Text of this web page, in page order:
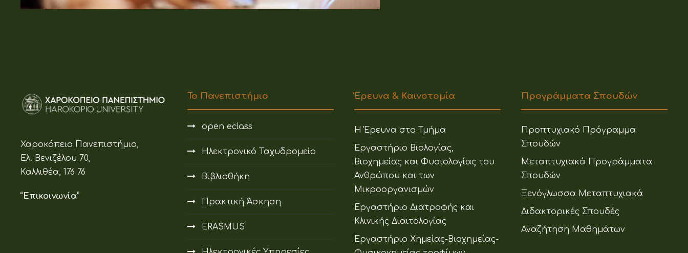
Χαροκόπειο Πανεπιστήμιο,
Ελ. Βενιζέλου 70,
Καλλιθέα, 176 76
“Επικοινωνία”
Το Πανεπιστήμιο
open eclass
Ηλεκτρονικό Ταχυδρομείο
Βιβλιοθήκη
Πρακτική Άσκηση
ERASMUS
Έρευνα & Καινοτομία
Η Έρευνα στο Τμήμα
Εργαστήριο Βιολογίας,
Βιοχημείας και Φυσιολογίας του
Ανθρώπου και των
Μικροοργανισμών
Εργαστήριο Διατροφής και
Κλινικής Διαιτολογίας
Εργαστήριο Χημείας-Βιοχημείας-
Προγράμματα Σπουδών
Προπτυχιακό Πρόγραμμα
Σπουδών
Μεταπτυχιακά Προγράμματα
Σπουδών
Ξενόγλωσσα Μεταπτυχιακά
Διδακτορικές Σπουδές
Αναζήτηση Μαθημάτων